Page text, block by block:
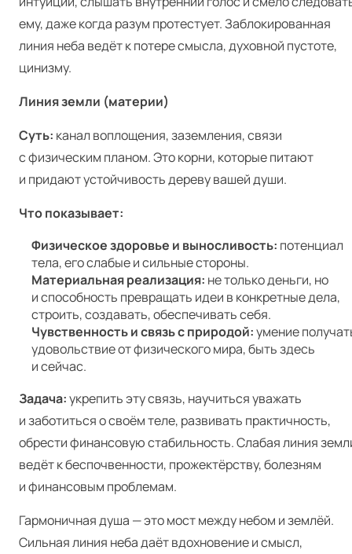
ему, даже когда разум протестует. Заблокированная
линия неба ведёт к потере смысла, духовной пустоте,
цинизму.
Линия земли (материи)
Суть: канал воплощения, заземления, связи
с физическим планом. Это корни, которые питают
и придают устойчивость дереву вашей души.
Что показывает:
Физическое здоровье и выносливость: потенциал
тела, его слабые и сильные стороны.
Материальная реализация: не только деньги, но
и способность превращать идеи в конкретные дела,
строить, создавать, обеспечивать себя.
Чувственность и связь с природой:умение
удовольствие от физического мира, быть здесь
и сейчас.
Задача:укрепить эту связь, научиться уважать
и заботиться о своём теле, развивать практичность,
обрести финансовую стабильность. Слабая линия
ведёт к беспочвенности, прожектёрству, болезням
и финансовым проблемам.
Гармоничная душа — это мост между небом и землёй.
Сильная линия неба даёт вдохновение и смысл,